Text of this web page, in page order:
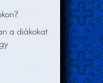
a diákokat